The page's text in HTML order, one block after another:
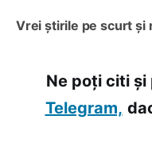
Vrei știrile pe scurt și
Ne poți citi și
Telegram,